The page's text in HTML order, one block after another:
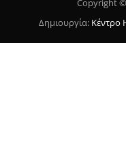
Copyright
Δημιουργία: Κέντρο